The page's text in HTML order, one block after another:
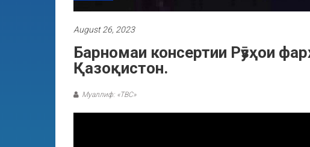
August 26, 2023
Барномаи консертии Рӯзҳои
Қазоқистон.
Муаллиф: «ТВС»